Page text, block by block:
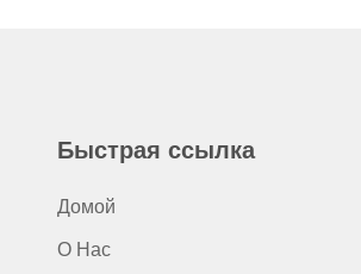
Быстрая ссылка
Домой
О Нас